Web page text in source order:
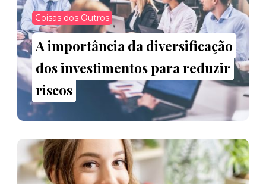
Coisas dos Outros
A importância da diversificação
dos investimentos para reduzir
riscos